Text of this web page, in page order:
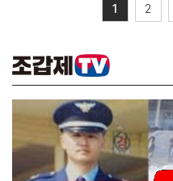
1 2